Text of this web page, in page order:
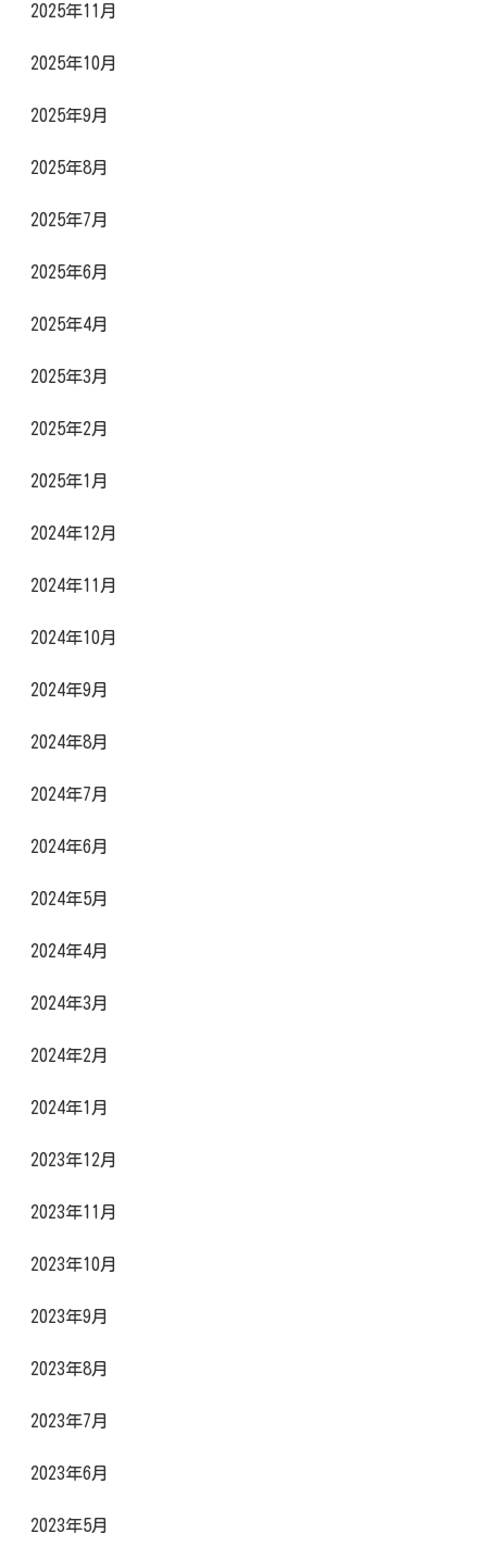
2025年11月
2025年10月
2025年9月
2025年8月
2025年7月
2025年6月
2025年4月
2025年3月
2025年2月
2025年1月
2024年12月
2024年11月
2024年10月
2024年9月
2024年8月
2024年7月
2024年6月
2024年5月
2024年4月
2024年3月
2024年2月
2024年1月
2023年12月
2023年11月
2023年10月
2023年9月
2023年8月
2023年7月
2023年6月
2023年5月